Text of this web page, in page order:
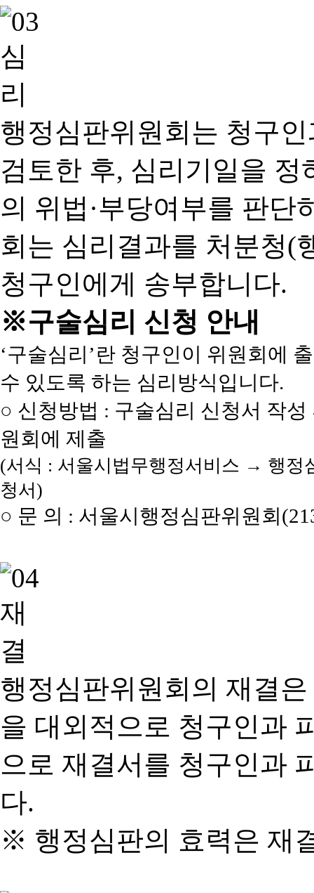
행정심판위원회는 청구
검토한 후, 심리기일을 정
의 위법·부당여부를 판단
회는 심리결과를 처분청(
청구인에게 송부합니다.
※구술심리 신청 안내
‘구술심리’란 청구인이 위원회에
수 있도록 하는 심리방식입니다.
○ 신청방법 : 구술심리 신청서 작
원회에 제출
(서식 : 서울시법무행정서비스 → 행
청서)
○ 문 의 : 서울시행정심판위원회
행정심판위원회의 재결
을 대외적으로 청구인과
으로 재결서를 청구인과
다.
※ 행정심판의 효력은 재